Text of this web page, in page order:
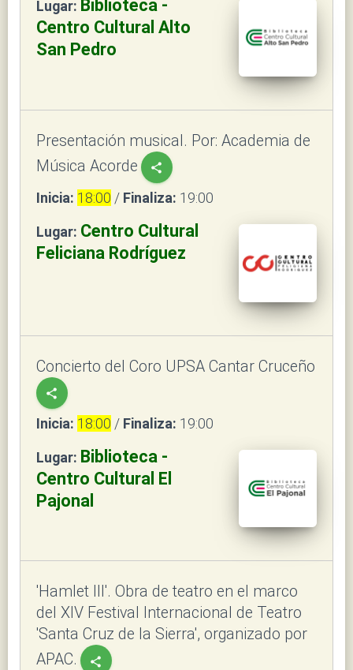
Lugar: Biblioteca -
Centro Cultural Alto
San Pedro
Presentación musical. Por: Academia de
Música Acorde
share
Inicia: 18:00 / Finaliza: 19:00
Lugar: Centro Cultural
Feliciana Rodríguez
Concierto del Coro UPSA Cantar Cruceño
share
Inicia: 18:00 / Finaliza: 19:00
Lugar: Biblioteca -
Centro Cultural El
Pajonal
'Hamlet III'. Obra de teatro en el marco
del XIV Festival Internacional de Teatro
'Santa Cruz de la Sierra', organizado por
APAC.
share